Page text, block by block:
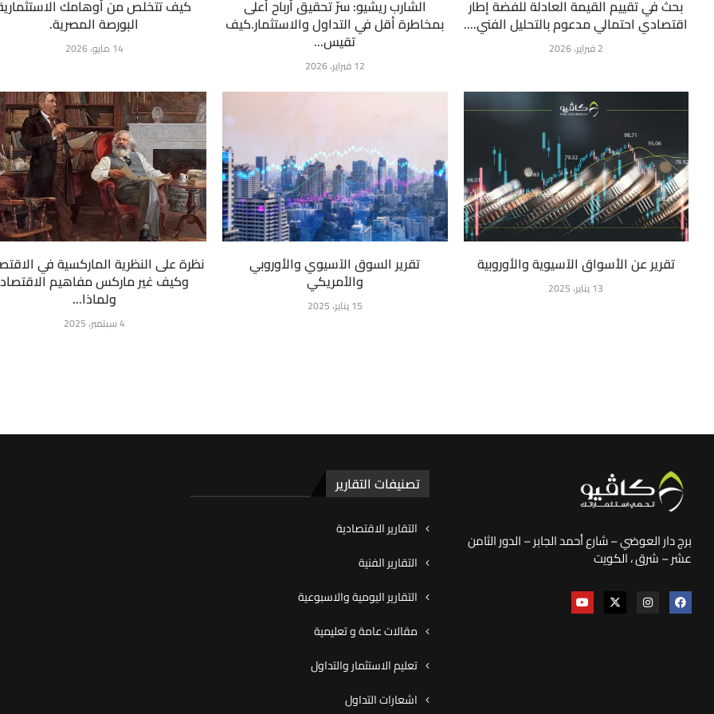
كيف تتخلص من أوهامك
البورصة المصرية.
14 مايو، 2026
الشارب ريشيو: سرّ تحقيق أرباح أعلى
بمخاطرة أقل في التداول والاستثمار.كيف
تقيس...
12 فبراير، 2026
بحث في تقييم القيمة العادلة للفضة إطار
اقتصادي احتمالي مدعوم بالتحليل الفني....
2 فبراير، 2026
نظرة على النظرية الماركسية في
وكيف غير ماركس مفاهيم الاقتصاد
ولماذا...
4 سبتمبر، 2025
تقرير السوق الآسيوي والأوروبي
والأمريكي
15 يناير، 2025
تقرير عن الأسواق الآسيوية والأوروبية
13 يناير، 2025
برج دار العوضي – شارع أحمد الجابر – الدور الثامن
عشر – شرق ، الكويت
تصنيفات التقارير
التقارير الاقتصادية
التقارير الفنية
التقارير اليومية والاسبوعية
مقالات عامة و تعليمية
تعليم الاستثمار والتداول
اشعارات التداول